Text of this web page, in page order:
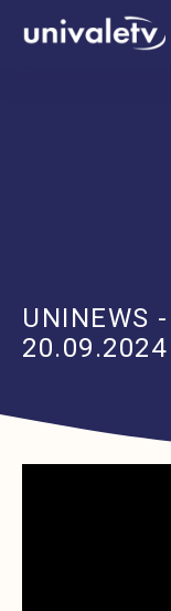
conteúdo
UNINEWS
20.09.2024